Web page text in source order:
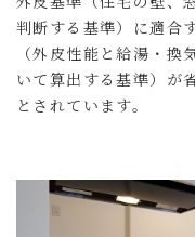
判断する基準）に適合
（外皮性能と給湯・
いて算出する基準）が
とされています。